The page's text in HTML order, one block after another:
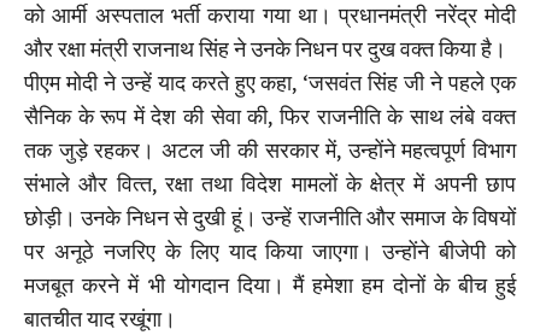
को आर्मी अस्पताल भर्ती कराया गया था। प्रधानमंत्री नरेंद्र मोदी
और रक्षा मंत्री राजनाथ सिंह ने उनके निधन पर दुख वक्त किया है।
पीएम मोदी ने उन्हें याद करते हुए कहा, ‘जसवंत सिंह जी ने पहले एक
सैनिक के रूप में देश की सेवा की, फिर राजनीति के साथ लंबे वक्‍त
तक जुड़े रहकर। अटल जी की सरकार में, उन्‍होंने महत्‍वपूर्ण विभाग
संभाले और वित्‍त, रक्षा तथा विदेश मामलों के क्षेत्र में अपनी छाप
छोड़ी। उनके निधन से दुखी हूं। उन्‍हें राजनीति और समाज के विषयों
पर अनूठे नजरिए के लिए याद किया जाएगा। उन्‍होंने बीजेपी को
मजबूत करने में भी योगदान दिया। मैं हमेशा हम दोनों के बीच हुई
बातचीत याद रखूंगा।